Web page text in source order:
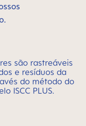
são rastreáveis
e resíduos da
do método do
ISCC PLUS.